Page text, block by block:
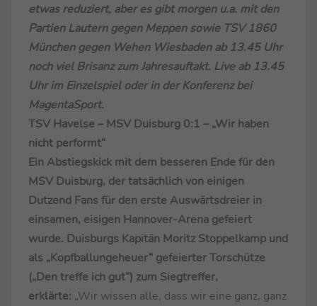
etwas reduziert, aber es gibt morgen u.a. mit den
Partien Lautern gegen Meppen sowie TSV 1860
München gegen Wehen Wiesbaden ab 13.45 Uhr
noch viel Brisanz zum Jahresauftakt. Live ab 13.45
Uhr im Einzelspiel oder in der Konferenz bei
MagentaSport.
TSV Havelse – MSV Duisburg 0:1 – „Wir haben
nicht performt“
Ein Abstiegskick mit dem besseren Ende für den
MSV Duisburg, der tatsächlich von einigen
Dutzend Fans für den erste Auswärtsdreier in
einsamen, eisigen Hannover-Arena gefeiert
wurde. Duisburgs Kapitän Moritz Stoppelkamp und
als „Kopfballungeheuer“ gefeierter Torschütze
(„Den treffe ich gut“) zum Siegtreffer,
erklärte: „Wir wissen alle, dass wir eine ganz, ganz